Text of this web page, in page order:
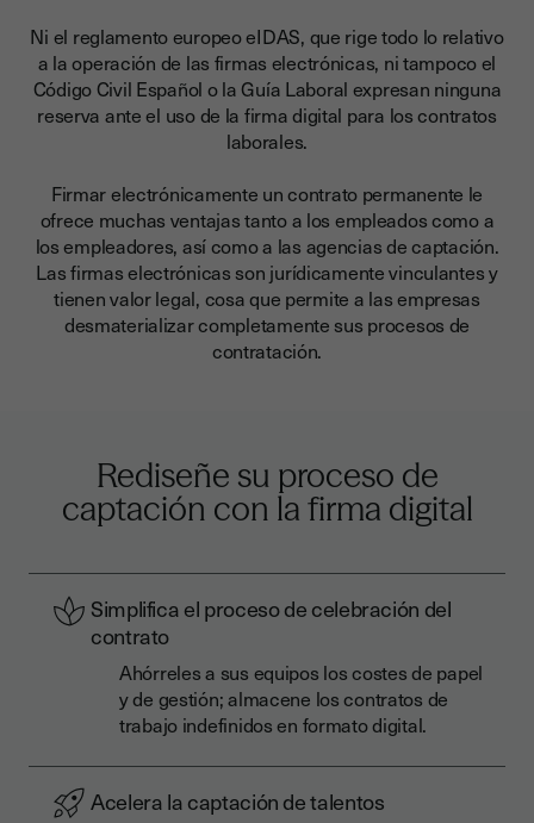
Ni el reglamento europeo eIDAS, que rige todo lo relativo
a la operación de las firmas electrónicas, ni tampoco el
Código Civil Español o la Guía Laboral expresan ninguna
reserva ante el uso de la firma digital para los contratos
laborales.
Firmar electrónicamente un contrato permanente le
ofrece muchas ventajas tanto a los empleados como a
los empleadores, así como a las agencias de captación.
Las firmas electrónicas son jurídicamente vinculantes y
tienen valor legal, cosa que permite a las empresas
desmaterializar completamente sus procesos de
contratación.
Rediseñe su proceso de
captación con la firma digital
Simplifica el proceso de celebración del
contrato
Ahórreles a sus equipos los costes de papel
y de gestión; almacene los contratos de
trabajo indefinidos en formato digital.
Acelera la captación de talentos